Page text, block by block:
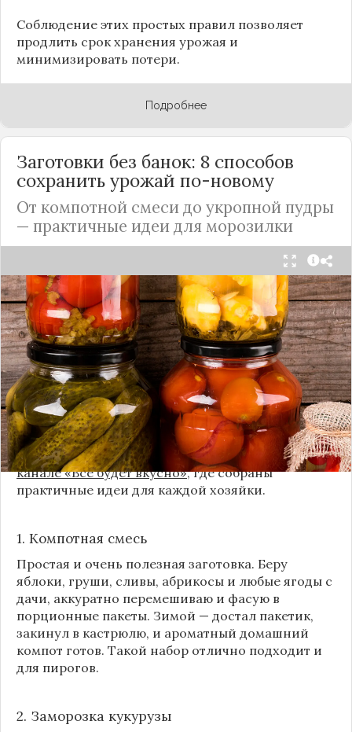
Соблюдение этих простых правил позволяет
продлить срок хранения урожая и
минимизировать потери.
Подробнее
Заготовки без банок: 8 способов
сохранить урожай по-новому
От компотной смеси до укропной пудры
— практичные идеи для морозилки
Каждый год, когда приходит пора богатого
урожая, я стараюсь сохранить максимум летних
витаминов. Закатки в банки — это, безусловно,
классика, которая никуда не уходит из нашей
жизни. Но современный подход к хранению
продуктов показывает, что есть и более простые,
быстрые и удобные способы.
Сегодня я делюсь своими любимыми рецептами
без банок и долгих стерилизаций. Подробнее и с
пошаговыми инструкциями их можно найти на
канале «Все будет вкусно», где собраны
практичные идеи для каждой хозяйки.
1. Компотная смесь
Простая и очень полезная заготовка. Беру
яблоки, груши, сливы, абрикосы и любые ягоды с
дачи, аккуратно перемешиваю и фасую в
порционные пакеты. Зимой — достал пакетик,
закинул в кастрюлю, и ароматный домашний
компот готов. Такой набор отлично подходит и
для пирогов.
2. Заморозка кукурузы